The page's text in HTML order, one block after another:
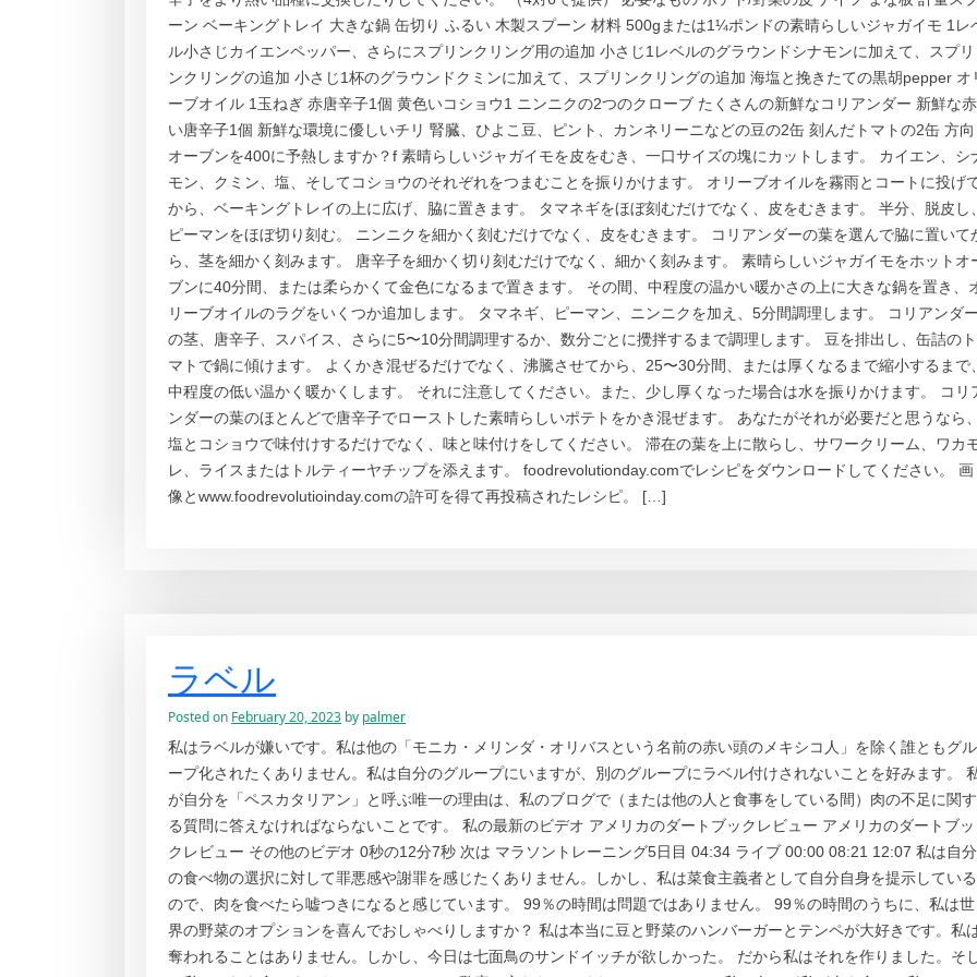
ーン ベーキングトレイ 大きな鍋 缶切り ふるい 木製スプーン 材料 500gまたは1¼ポンドの素晴らしいジャガイモ 1レ
ル小さじカイエンペッパー、さらにスプリンクリング用の追加 小さじ1レベルのグラウンドシナモンに加えて、スプリ
ンクリングの追加 小さじ1杯のグラウンドクミンに加えて、スプリンクリングの追加 海塩と挽きたての黒胡pepper オ
ーブオイル 1玉ねぎ 赤唐辛子1個 黄色いコショウ1 ニンニクの2つのクローブ たくさんの新鮮なコリアンダー 新鮮な赤
い唐辛子1個 新鮮な環境に優しいチリ 腎臓、ひよこ豆、ピント、カンネリーニなどの豆の2缶 刻んだトマトの2缶 方向
オーブンを400に予熱しますか？f 素晴らしいジャガイモを皮をむき、一口サイズの塊にカットします。 カイエン、シ
モン、クミン、塩、そしてコショウのそれぞれをつまむことを振りかけます。 オリーブオイルを霧雨とコートに投げ
から、ベーキングトレイの上に広げ、脇に置きます。 タマネギをほぼ刻むだけでなく、皮をむきます。 半分、脱皮し、
ピーマンをほぼ切り刻む。 ニンニクを細かく刻むだけでなく、皮をむきます。 コリアンダーの葉を選んで脇に置いて
ら、茎を細かく刻みます。 唐辛子を細かく切り刻むだけでなく、細かく刻みます。 素晴らしいジャガイモをホットオ
ブンに40分間、または柔らかくて金色になるまで置きます。 その間、中程度の温かい暖かさの上に大きな鍋を置き、
リーブオイルのラグをいくつか追加します。 タマネギ、ピーマン、ニンニクを加え、5分間調理します。 コリアンダー
の茎、唐辛子、スパイス、さらに5〜10分間調理するか、数分ごとに攪拌するまで調理します。 豆を排出し、缶詰のト
マトで鍋に傾けます。 よくかき混ぜるだけでなく、沸騰させてから、25〜30分間、または厚くなるまで縮小するまで、
中程度の低い温かく暖かくします。 それに注意してください。また、少し厚くなった場合は水を振りかけます。 コリ
ンダーの葉のほとんどで唐辛子でローストした素晴らしいポテトをかき混ぜます。 あなたがそれが必要だと思うなら、
塩とコショウで味付けするだけでなく、味と味付けをしてください。 滞在の葉を上に散らし、サワークリーム、ワカ
レ、ライスまたはトルティーヤチップを添えます。 foodrevolutionday.comでレシピをダウンロードしてください。 画
像とwww.foodrevolutioinday.comの許可を得て再投稿されたレシピ。 […]
ラベル
Posted on February 20, 2023 by palmer
私はラベルが嫌いです。私は他の「モニカ・メリンダ・オリバスという名前の赤い頭のメキシコ人」を除く誰ともグル
ープ化されたくありません。私は自分のグループにいますが、別のグループにラベル付けされないことを好みます。
が自分を「ペスカタリアン」と呼ぶ唯一の理由は、私のブログで（または他の人と食事をしている間）肉の不足に関す
る質問に答えなければならないことです。 私の最新のビデオ アメリカのダートブックレビュー アメリカのダートブッ
クレビュー その他のビデオ 0秒の12分7秒 次は マラソントレーニング5日目 04:34 ライブ 00:00 08:21 12:07 私は自分
の食べ物の選択に対して罪悪感や謝罪を感じたくありません。しかし、私は菜食主義者として自分自身を提示している
ので、肉を食べたら嘘つきになると感じています。 99％の時間は問題ではありません。 99％の時間のうちに、私は世
界の野菜のオプションを喜んでおしゃべりしますか？ 私は本当に豆と野菜のハンバーガーとテンペが大好きです。私
奪われることはありません。しかし、今日は七面鳥のサンドイッチが欲しかった。 だから私はそれを作りました。そ